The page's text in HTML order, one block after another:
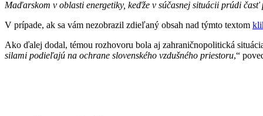
Maďarskom v oblasti energetiky, keďže v súčasnej situácii prúdi
V prípade, ak sa vám nezobrazil zdieľaný obsah nad týmto textom
Ako ďalej dodal, témou rozhovoru bola aj zahraničnopolitická
silami podieľajú na ochrane slovenského vzdušného priestoru,“